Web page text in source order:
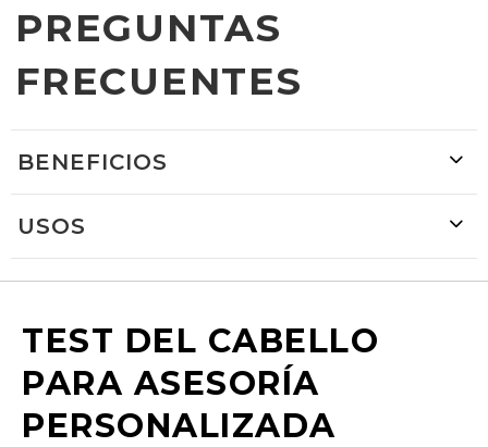
PREGUNTAS
FRECUENTES
BENEFICIOS
USOS
TEST DEL CABELLO
PARA ASESORÍA
PERSONALIZADA